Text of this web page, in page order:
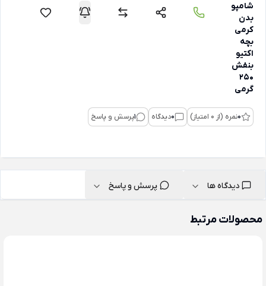
شامپو
بدن
کرمی
بچه
اکتیو
بنفش
250
گرمی
0نمره (از 0 امتیاز) 0دیدگاه 1پرسش و پاسخ
دیدگاه ها پرسش و پاسخ
محصولات مرتبط